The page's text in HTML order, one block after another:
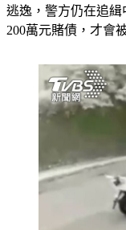
當場逮捕開車的北聯
逃逸，警方仍在追緝